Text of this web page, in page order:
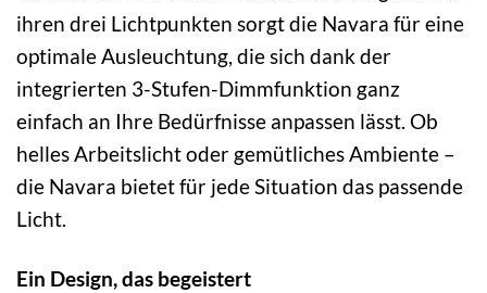
ihren drei Lichtpunkten sorgt die Navara für eine
optimale Ausleuchtung, die sich dank der
integrierten 3-Stufen-Dimmfunktion ganz
einfach an Ihre Bedürfnisse anpassen lässt. Ob
helles Arbeitslicht oder gemütliches Ambiente –
die Navara bietet für jede Situation das passende
Licht.
Ein Design, das begeistert